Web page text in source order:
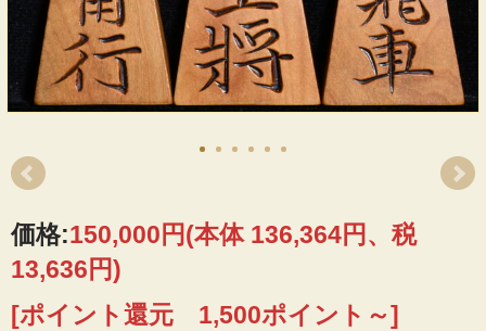
価格:150,000円(本体 136,364円、税
13,636円)
[ポイント還元 1,500ポイント～]